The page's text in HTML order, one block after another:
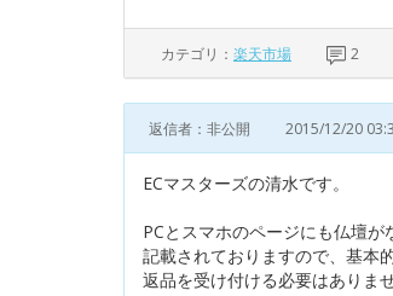
カテゴリ： 楽天市場 2
返信者：非公開 2015/12/20
ECマスターズの清水です。
PCとスマホのページにも仏壇が
記載されておりますので、基本
返品を受け付ける必要はありませ